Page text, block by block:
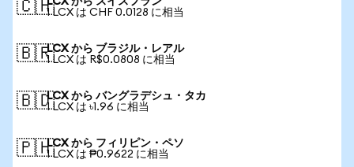
🇨🇭1 LCX は CHF 0.0128 に相当
🇧🇷LCX から ブラジル・レアル
1 LCX は R$0.0808 に相当
🇧🇩LCX から バングラデシュ・タカ
1 LCX は ৳1.96 に相当
🇵🇭LCX から フィリピン・ペソ
1 LCX は ₱0.9622 に相当